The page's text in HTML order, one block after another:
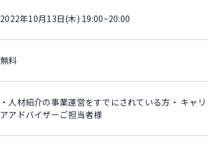
2022年10月13日(木) 19:00~20:00
無料
・人材紹介の事業運営をすでにされている方・ キャリ
アアドバイザーご担当者様